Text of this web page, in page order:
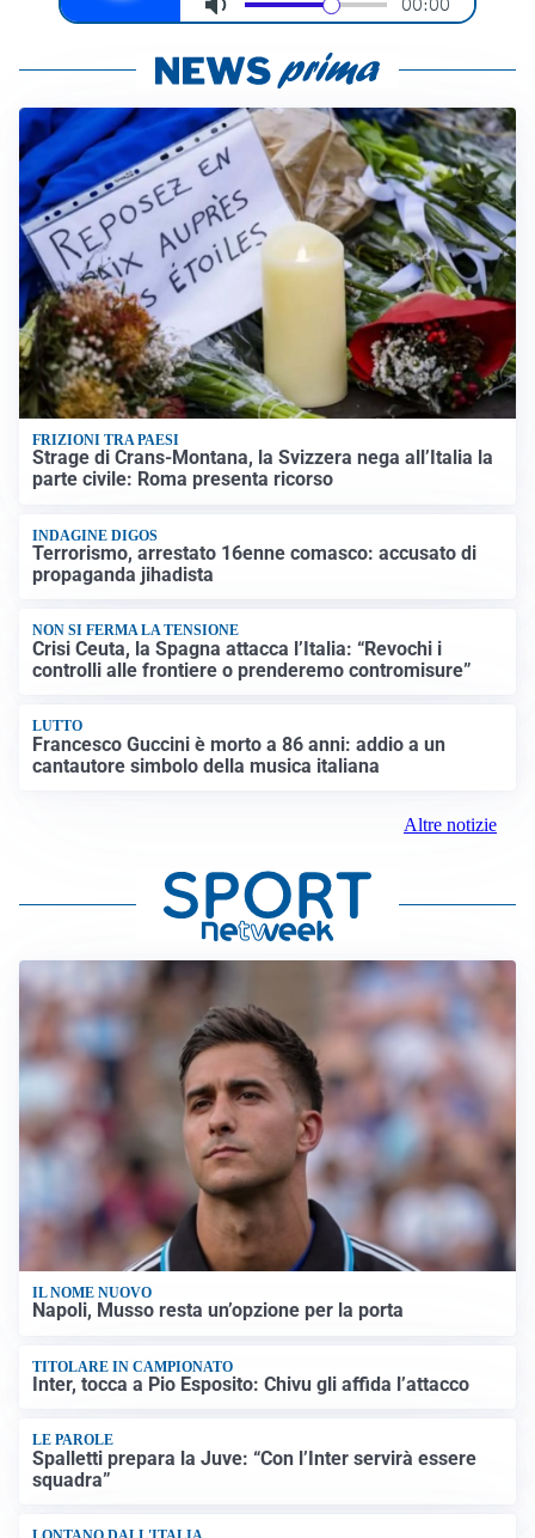
FRIZIONI TRA PAESI
Strage di Crans-Montana, la Svizzera nega all’Italia la
parte civile: Roma presenta ricorso
INDAGINE DIGOS
Terrorismo, arrestato 16enne comasco: accusato di
propaganda jihadista
NON SI FERMA LA TENSIONE
Crisi Ceuta, la Spagna attacca l’Italia: “Revochi i
controlli alle frontiere o prenderemo contromisure”
LUTTO
Francesco Guccini è morto a 86 anni: addio a un
cantautore simbolo della musica italiana
Altre notizie
IL NOME NUOVO
Napoli, Musso resta un’opzione per la porta
TITOLARE IN CAMPIONATO
Inter, tocca a Pio Esposito: Chivu gli affida l’attacco
LE PAROLE
Spalletti prepara la Juve: “Con l’Inter servirà essere
squadra”